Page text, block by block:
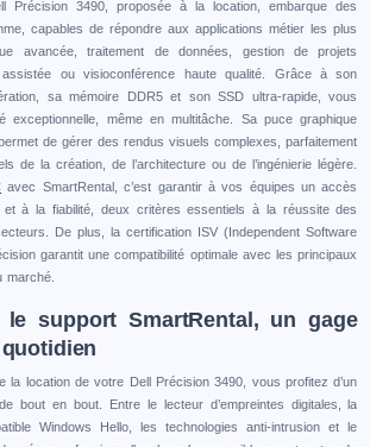
Précision 3490, proposée à la location, embarque des
capables de répondre aux applications métier les plus
avancée, traitement de données, gestion de projets
assistée ou visioconférence haute qualité. Grâce à son
sa mémoire DDR5 et son SSD ultra-rapide, vous
exceptionnelle, même en multitâche. Sa puce graphique
de gérer des rendus visuels complexes, parfaitement
de la création, de l’architecture ou de l’ingénierie légère.
avec SmartRental, c’est garantir à vos équipes un accès
et à la fiabilité, deux critères essentiels à la réussite des
De plus, la certification ISV (Independent Software
garantit une compatibilité optimale avec les principaux
marché.
support SmartRental, un gage
la location de votre Dell Précision 3490, vous profitez d’un
bout en bout. Entre le lecteur d’empreintes digitales, la
Windows Hello, les technologies anti-intrusion et le